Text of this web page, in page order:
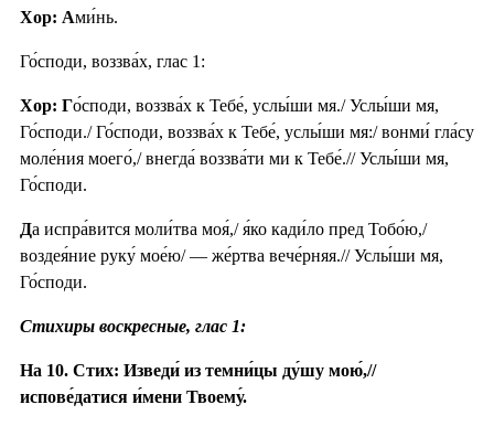
Хор: Ами́нь.
Го́споди, воззва́х, глас 1:
Хор: Го́споди, воззва́х к Тебе́, услы́ши мя./ Услы́ши мя,
Го́споди./ Го́споди, воззва́х к Тебе́, услы́ши мя:/ вонми́ гла́су
моле́ния моего́,/ внегда́ воззва́ти ми к Тебе́.// Услы́ши мя,
Го́споди.
Да испра́вится моли́тва моя́,/ я́ко кади́ло пред Тобо́ю,/
воздея́ние руку́ мое́ю/ — же́ртва вече́рняя.// Услы́ши мя,
Го́споди.
Стихиры воскресные, глас 1:
На 10. Стих: Изведи́ из темни́цы ду́шу мою́,//
испове́датися и́мени Твоему́.